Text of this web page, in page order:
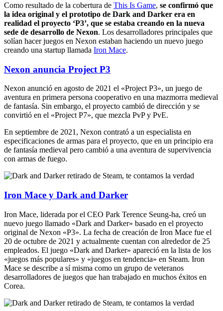
Como resultado de la cobertura de This Is Game, se confirmó que
la idea original y el prototipo de Dark and Darker era en
realidad el proyecto ‘P3’, que se estaba creando en la nueva
sede de desarrollo de Nexon. Los desarrolladores principales que
solían hacer juegos en Nexon estaban haciendo un nuevo juego
creando una startup llamada Iron Mace.
Nexon anuncia Project P3
Nexon anunció en agosto de 2021 el «Project P3», un juego de
aventura en primera persona cooperativo en una mazmorra medieval
de fantasía. Sin embargo, el proyecto cambió de dirección y se
convirtió en el «Project P7», que mezcla PvP y PvE.
En septiembre de 2021, Nexon contrató a un especialista en
especificaciones de armas para el proyecto, que en un principio era
de fantasía medieval pero cambió a una aventura de supervivencia
con armas de fuego.
Iron Mace y Dark and Darker
Iron Mace, liderada por el CEO Park Terence Seung-ha, creó un
nuevo juego llamado «Dark and Darker» basado en el proyecto
original de Nexon «P3». La fecha de creación de Iron Mace fue el
20 de octubre de 2021 y actualmente cuentan con alrededor de 25
empleados. El juego «Dark and Darker» apareció en la lista de los
«juegos más populares» y «juegos en tendencia» en Steam. Iron
Mace se describe a sí misma como un grupo de veteranos
desarrolladores de juegos que han trabajado en muchos éxitos en
Corea.